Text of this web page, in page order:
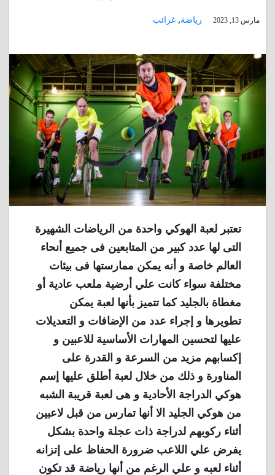
مارس 13, 2023 رياضة, غرائب
تعتبر لعبة الهوكي واحدة من الرياضات الشهيرة
التى لها عدد كبير من المتابعين فى جميع أنحاء
العالم خاصة و أنه يمكن ممارستها فى بيئات
مختلفة سواء كانت علي أرضية ملعب عادية أو
مغطاة بالجليد كما تتميز بأنها لعبة يمكن
تطويرها و إجراء عدد من الإضافات و التعديلات
عليها لتحسين المهارات الأساسية للاعبين و
إكسابهم مزيد من السرعة و القدرة على
المناورة و ذلك من خلال لعبة أطلق عليها إسم
هوكي الدراجة الأحادية و هى لعبة قريبة الشبه
من هوكي الجليد الا أنها تمارس من قبل لاعبين
أثناء ركوبهم لدراجة ذات عجلة واحدة بشكل
يفرض علي اللاعب ضرورة الحفاظ على إتزانه
أثناء لعبه و علي الرغم من أنها رياضة قد تكون